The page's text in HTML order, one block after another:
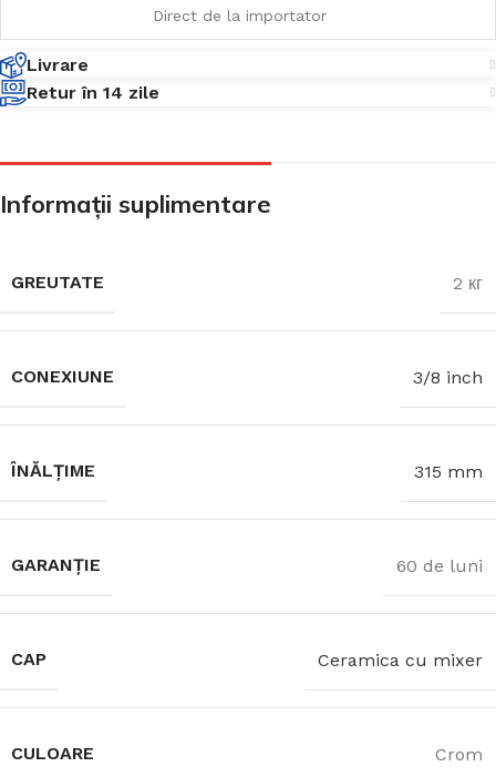
Direct de la importator
Livrare
Retur în 14 zile
Informații suplimentare
GREUTATE 2 кг
CONEXIUNE 3/8 inch
ÎNĂLȚIME 315 mm
GARANȚIE 60 de luni
CAP Ceramica cu mixer
CULOARE Crom